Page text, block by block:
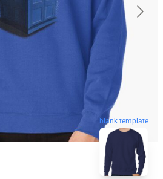
blank template